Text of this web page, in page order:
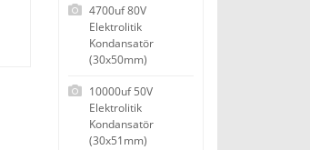
4700uf 80V
Elektrolitik
Kondansatör
(30x50mm)
10000uf 50V
Elektrolitik
Kondansatör
(30x51mm)